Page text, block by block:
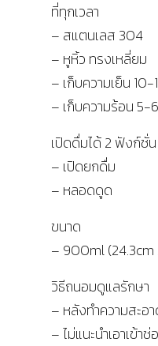
ที่ทุกเวลา
– สแตนเลส 304
– หูหิ้ว ทรงเหลี่ยม
– เก็บความเย็น 10-
– เก็บความร้อน
เปิดดื่มได้ 2 ฟังก์ชั่น
– เปิดยกดื่ม
– หลอดดูด
ขนาด
– 900ml (24.3cm
วิธีถนอมดูแลรักษา
– หลังทำความสะอ
– ไม่แนะนำเอาเข้า